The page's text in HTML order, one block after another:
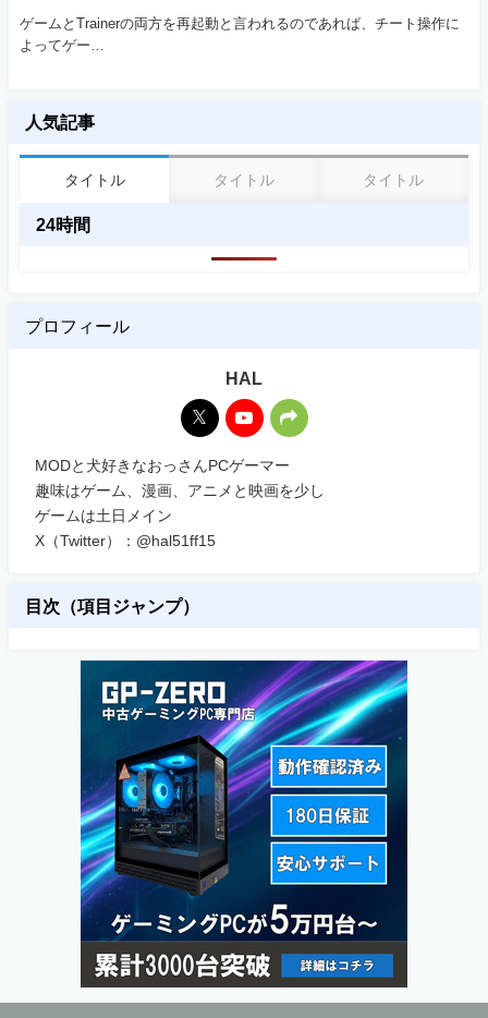
ゲームとTrainerの両方を再起動と言われるのであれば、チート操作に
よってゲー…
人気記事
タイトル タイトル タイトル
24時間
プロフィール
HAL
MODと犬好きなおっさんPCゲーマー
趣味はゲーム、漫画、アニメと映画を少し
ゲームは土日メイン
X（Twitter）：@hal51ff15
目次（項目ジャンプ）